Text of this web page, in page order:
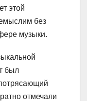
этой
без
музыки.
был
отмечали